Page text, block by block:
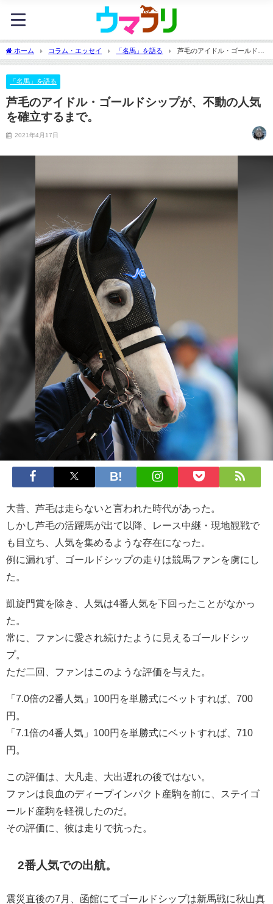
ホーム コラム・エッセイ 「名馬」を語る
芦毛のアイドル・ゴールドシ
ップが、不動の人気を確立するまで。
「名馬」を語る
芦毛のアイドル・ゴールドシップが、不動の人気
を確立するまで。
2021年4月17日
大昔、芦毛は走らないと言われた時代があった。
しかし芦毛の活躍馬が出て以降、レース中継・現地観戦で
も目立ち、人気を集めるような存在になった。
例に漏れず、ゴールドシップの走りは競馬ファンを虜にし
た。
凱旋門賞を除き、人気は4番人気を下回ったことがなかっ
た。
常に、ファンに愛され続けたように見えるゴールドシッ
プ。
ただ二回、ファンはこのような評価を与えた。
「7.0倍の2番人気」100円を単勝式にベットすれば、700
円。
「7.1倍の4番人気」100円を単勝式にベットすれば、710
円。
この評価は、大凡走、大出遅れの後ではない。
ファンは良血のディープインパクト産駒を前に、ステイゴ
ールド産駒を軽視したのだ。
その評価に、彼は走りで抗った。
2番人気での出航。
震災直後の7月、函館にてゴールドシップは新馬戦に秋山真